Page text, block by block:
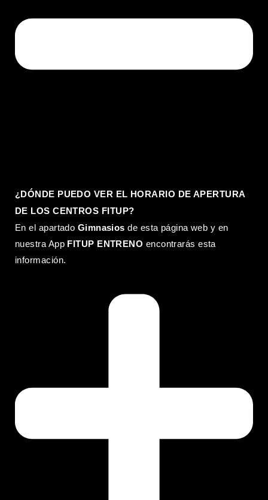
¿DÓNDE PUEDO VER EL HORARIO DE APERTURA
DE LOS CENTROS FITUP?
En el apartado Gimnasios de esta página web y en
nuestra App FITUP ENTRENO encontrarás esta
información.